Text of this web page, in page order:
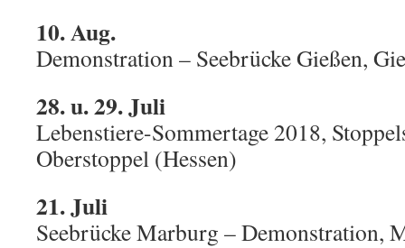
10. Aug.
Demonstration – Seebrücke Gießen,
28. u. 29. Juli
Lebenstiere-Sommertage 2018,
Oberstoppel (Hessen)
21. Juli
Seebrücke Marburg – Demonstration,